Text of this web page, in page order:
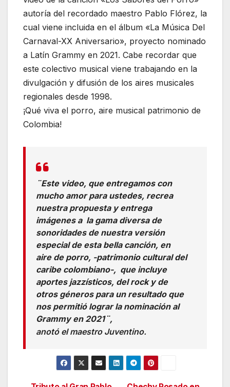
autoría del recordado maestro Pablo Flórez, la
cual viene incluida en el álbum «La Música Del
Carnaval-XX Aniversario», proyecto nominado
a Latín Grammy en 2021. Cabe recordar que
este colectivo musical viene trabajando en la
divulgación y difusión de los aires musicales
regionales desde 1998.
¡Qué viva el porro, aire musical patrimonio de
Colombia!
¨Este video, que entregamos con
mucho amor para ustedes, recrea
nuestra propuesta y entrega
imágenes a la gama diversa de
sonoridades de nuestra versión
especial de esta bella canción, en
aire de porro, -patrimonio cultural del
caribe colombiano-, que incluye
aportes jazzísticos, del rock y de
otros géneros para un resultado que
nos permitió lograr la nominación al
Grammy en 2021¨,
anotó el maestro Juventino.